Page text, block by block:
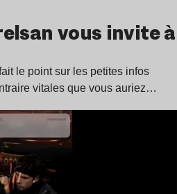
vous invite à
le point sur les petites infos
vitales que vous auriez…